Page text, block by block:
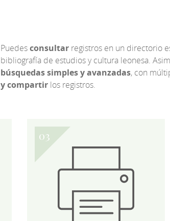
Puedesconsultarregistros en un directorio
bibliografía de estudios y cultura leonesa.
búsquedas simples y avanzadas, con
y compartirlos registros.